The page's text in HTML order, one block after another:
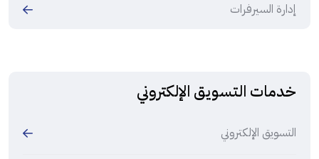
إدارة السيرفرات
خدمات التسويق الإلكتروني
التسويق الإلكتروني